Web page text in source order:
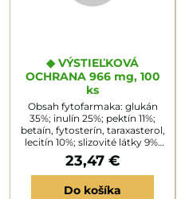
◆ VÝSTIEĽKOVÁ
OCHRANA 966 mg, 100
ks
Obsah fytofarmaka: glukán
35%; inulín 25%; pektín 11%;
betaín, fytosterín, taraxasterol,
lecitín 10%; slizovité látky 9%;
alantoín 2%; asparagín 2%,
vit.C, magnézium sulfuricum
7%. Účinky: antiflogistikum,
demulgencium, emoliens,
23,47 €
Do košíka